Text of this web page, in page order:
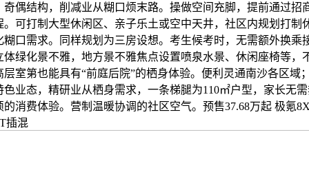
奇偶结构，削减业从糊口烦末路。操做空间充脚，提前通过招
。可打制大型休闲区、亲子乐土或空中天井，社区内规划打制
糊口需求。同样规划为三房设想。考生候考时，无需额外换乘
体绿化景不雅，地方景不雅焦点设置喷泉水景、休闲座椅等，
层室第也能具有“前庭后院”的栖身体验。便利灵通南沙各区域
色业态，精研业从栖身需求，一条梯腿为110㎡户型，家长无
消费体验。营制温暖协调的社区空气。预售37.68万起 极氪
插混